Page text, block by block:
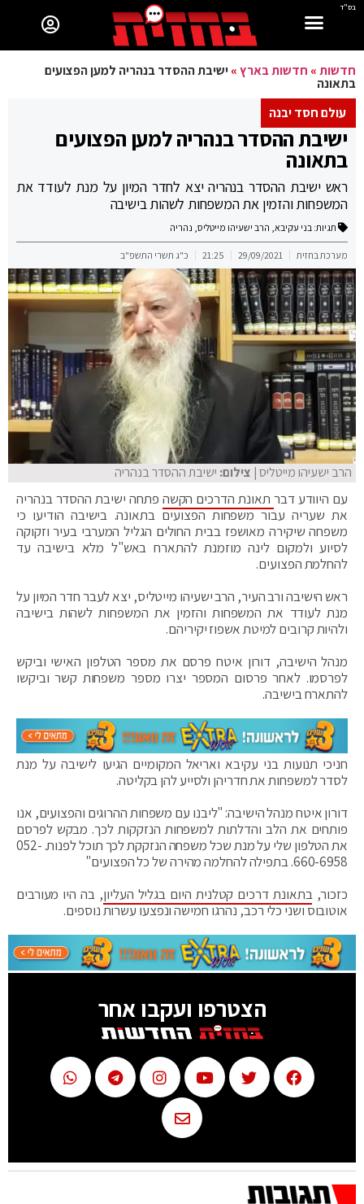
בס"ד
חדשות» חדשות בארץ»ישיבת ההסדר בנהריה למען הפצועים
בתאונה
עולם חסד יבנה
ישיבת ההסדר בנהריה למען הפצועים
בתאונה
ראש ישיבת ההסדר בנהריה יצא לחדר המיון על מנת לעודד את
המשפחות והזמין את המשפחות לשהות בישיבה
תגיות: בני עקיבא, הרב ישעיהו מייטליס, נהריה
מערכת בחזית 29/09/2021
21:25 כ"ג תשרי התשפ"ב
הרב ישעיהו מייטליס| צילום: ישיבת ההסדר בנהריה
עם היוודע דבר תאונת הדרכים הקשה פתחה ישיבת ההסדר בנהריה
את שעריה עבור משפחות הפצועים בתאונה. בישיבה הודיעו כי
משפחה שיקירה מאושפז בבית החולים הגליל המערבי בעיר וזקוקה
לסיוע ולמקום לינה מוזמנת להתארח באש"ל מלא בישיבה עד
להחלמת הפצועים.
ראש הישיבה ורב העיר, הרב ישעיהו מייטליס, יצא לעבר חדר המיון על
מנת לעודד את המשפחות והזמין את המשפחות לשהות בישיבה
ולהיות קרובים למיטת אשפוז יקיריהם.
מנהל הישיבה, דורון איטח פרסם את מספר הטלפון האישי וביקש
לפרסמו. לאחר פרסום המספר יצרו מספר משפחות קשר וביקשו
להתארח בישיבה.
חניכי תנועות בני עקיבא ואריאל המקומיים הגיעו לישיבה על מנת
לסדר למשפחות את חדריהן ולסייע להן בקליטה.
דורון איטח מנהל הישיבה: "ליבנו עם משפחות ההרוגים והפצועים, אנו
פותחים את הלב והדלתות למשפחות הנזקקות לכך. מבקש לפרסם
את הטלפון שלי על מנת שכל משפחה הנזקקת לכך תוכל לפנות. 052-
660-6958. בתפילה להחלמה מהירה של כל הפצועים"
כזכור,בתאונת דרכים קטלנית היום בגליל העליון, בה היו מעורבים
אוטובוס ושני כלי רכב, נהרגו חמישה ונפצעו עשרות נוספים.
הצטרפו ועקבו אחר